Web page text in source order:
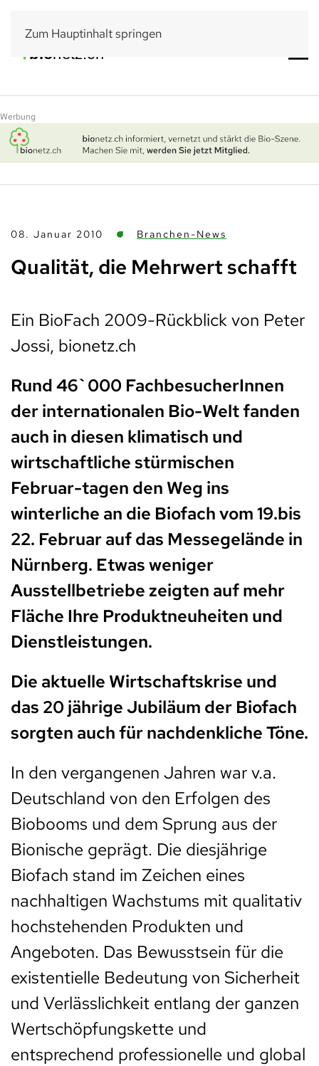
Zum Hauptinhalt springen
Werbung
08. Januar 2010 Branchen-News
Qualität, die Mehrwert schafft
Ein BioFach 2009-Rückblick von Peter
Jossi, bionetz.ch
Rund 46`000 FachbesucherInnen
der internationalen Bio-Welt fanden
auch in diesen klimatisch und
wirtschaftliche stürmischen
Februar-tagen den Weg ins
winterliche an die Biofach vom 19.bis
22. Februar auf das Messegelände in
Nürnberg. Etwas weniger
Ausstellbetriebe zeigten auf mehr
Fläche Ihre Produktneuheiten und
Dienstleistungen.
Die aktuelle Wirtschaftskrise und
das 20 jährige Jubiläum der Biofach
sorgten auch für nachdenkliche Töne.
In den vergangenen Jahren war v.a.
Deutschland von den Erfolgen des
Biobooms und dem Sprung aus der
Bionische geprägt. Die diesjährige
Biofach stand im Zeichen eines
nachhaltigen Wachstums mit qualitativ
hochstehenden Produkten und
Angeboten. Das Bewusstsein für die
existentielle Bedeutung von Sicherheit
und Verlässlichkeit entlang der ganzen
Wertschöpfungskette und
entsprechend professionelle und global